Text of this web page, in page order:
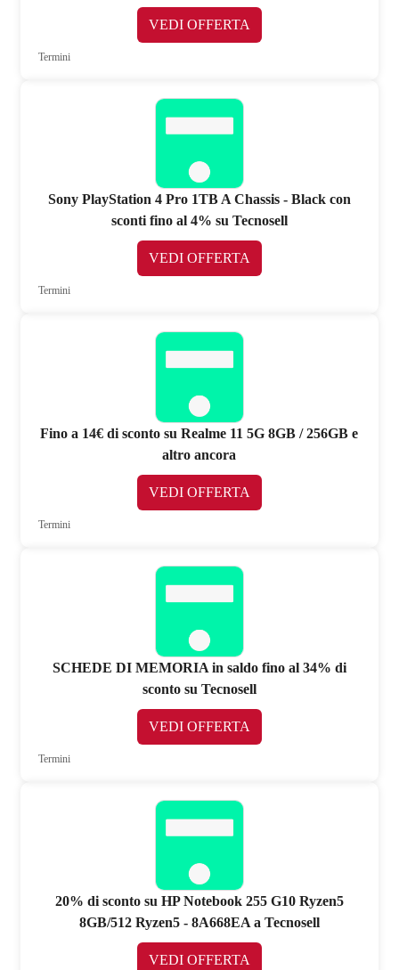
VEDI OFFERTA
Termini
Sony PlayStation 4 Pro 1TB A Chassis - Black con
sconti fino al 4% su Tecnosell
VEDI OFFERTA
Termini
Fino a 14€ di sconto su Realme 11 5G 8GB / 256GB e
altro ancora
VEDI OFFERTA
Termini
SCHEDE DI MEMORIA in saldo fino al 34% di
sconto su Tecnosell
VEDI OFFERTA
Termini
20% di sconto su HP Notebook 255 G10 Ryzen5
8GB/512 Ryzen5 - 8A668EA a Tecnosell
VEDI OFFERTA